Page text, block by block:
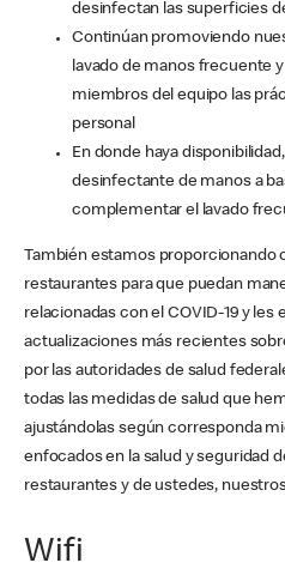
desinfectan las superficies
Continúan promoviendo
lavado de manos frecuente
miembros del equipo las
personal
En donde haya
desinfectante de manos a
complementar el lavado
También estamos proporcionando
restaurantes para que puedan
relacionadas con el COVID-19 y
actualizaciones más recientes
por las autoridades de salud
todas las medidas de salud que
ajustándolas según corresponda
enfocados en la salud y seguridad
restaurantes y de ustedes,
Wifi